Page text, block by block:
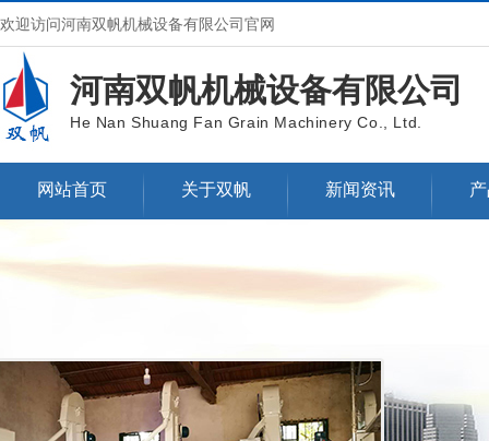
欢迎访问河南双帆机械设备有限公司官网
河南双帆机械设备有限公司
He Nan Shuang Fan Grain Machinery Co., Ltd.
网站首页 关于双帆 新闻资讯